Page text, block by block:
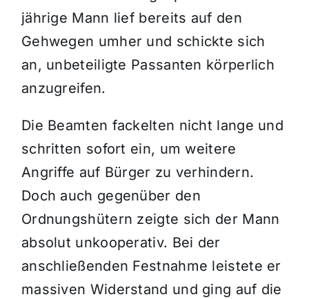
jährige Mann lief bereits auf den
Gehwegen umher und schickte sich
an, unbeteiligte Passanten körperlich
anzugreifen.
Die Beamten fackelten nicht lange und
schritten sofort ein, um weitere
Angriffe auf Bürger zu verhindern.
Doch auch gegenüber den
Ordnungshütern zeigte sich der Mann
absolut unkooperativ. Bei der
anschließenden Festnahme leistete er
massiven Widerstand und ging auf die